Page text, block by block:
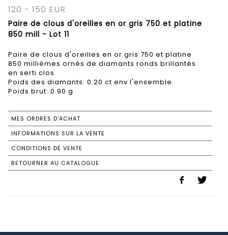
120 - 150 EUR
Paire de clous d'oreilles en or gris 750 et platine
850 mill - Lot 11
Paire de clous d'oreilles en or gris 750 et platine
850 millièmes ornés de diamants ronds brillantés
en serti clos.
Poids des diamants: 0.20 ct env l'ensemble.
Poids brut: 0.90 g.
MES ORDRES D'ACHAT
INFORMATIONS SUR LA VENTE
CONDITIONS DE VENTE
RETOURNER AU CATALOGUE